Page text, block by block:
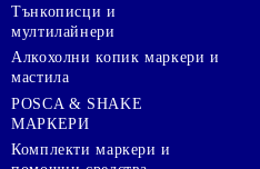
Тънкописци и
мултилайнери
Алкохолни копик маркери и
мастила
POSCA & SHAKE
МАРКЕРИ
Комплекти маркери и